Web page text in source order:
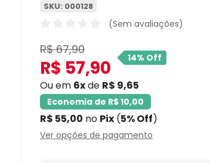
SKU: 000128
(Sem avaliações)
R$ 67,90
R$ 57,90 14% Off
Ou em 6xde R$ 9,65
Economia de R$ 10,00
R$ 55,00 no Pix (5% Off)
Ver opções de pagamento